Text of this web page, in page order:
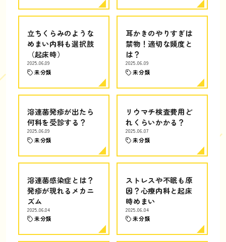
立ちくらみのような
めまい内科も選択肢
（起床時）
2025.06.09
未分類
耳かきのやりすぎは
禁物！適切な頻度と
は？
2025.06.09
未分類
溶連菌発疹が出たら
何科を受診する？
2025.06.09
未分類
リウマチ検査費用ど
れくらいかかる？
2025.06.07
未分類
溶連菌感染症とは？
発疹が現れるメカニ
ズム
2025.06.04
未分類
ストレスや不眠も原
因？心療内科と起床
時めまい
2025.06.04
未分類